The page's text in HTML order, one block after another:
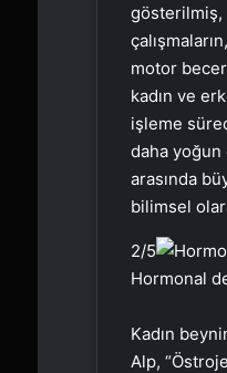
gösterilmiş,
motor
kadın ve
işleme
daha
arasında
bilimsel
2/5
Hormonal
Kadın
Alp,